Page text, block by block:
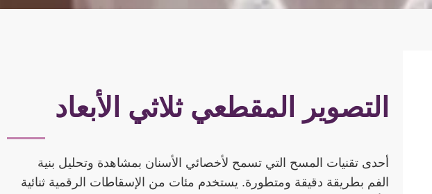
التصوير المقطعي ثلاثي الأبعاد
الفم بطريقة دقيقة ومتطورة. يستخدم مئات من الإسقاطات الرقمية ثنائية